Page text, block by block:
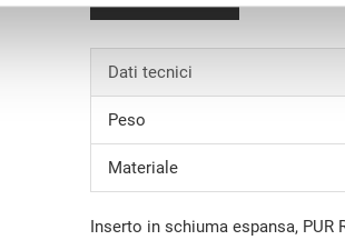
Dati tecnici
Peso
Materiale
Inserto in schiuma espansa, PUR